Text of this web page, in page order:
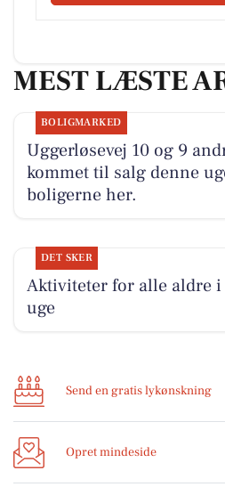
MEST LÆSTE
BOLIGMARKED
Uggerløsevej 10 og 9
kommet til salg denne
boligerne her.
DET SKER
Aktiviteter for alle aldre
uge
Send en gratis lykønskning
Opret mindeside